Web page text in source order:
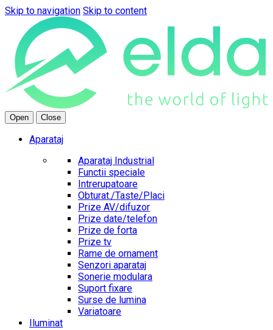
Skip to navigation Skip to content
Open Close
Aparataj
Aparataj Industrial
Functii speciale
Intrerupatoare
Obturat./Taste/Placi
Prize AV/difuzor
Prize date/telefon
Prize de forta
Prize tv
Rame de ornament
Senzori aparataj
Sonerie modulara
Suport fixare
Surse de lumina
Variatoare
Iluminat